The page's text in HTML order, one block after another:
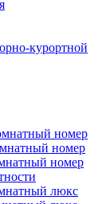
курортной
номер
номер
номер
люкс